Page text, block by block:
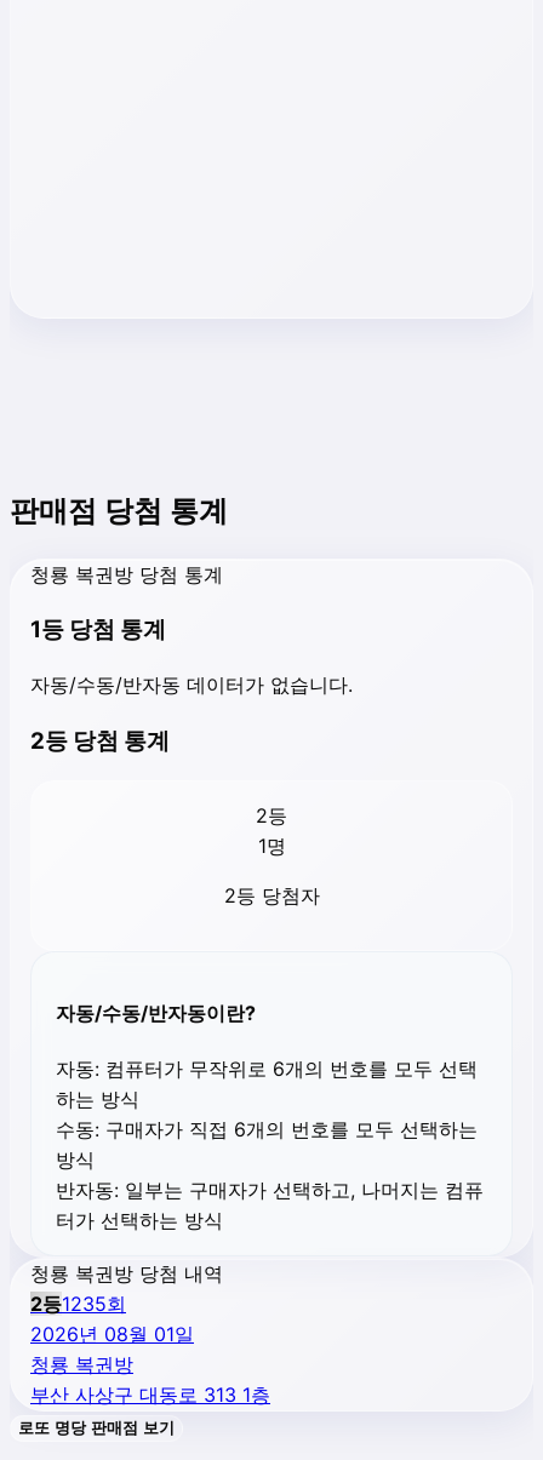
판매점 당첨 통계
청룡 복권방 당첨 통계
1등 당첨 통계
자동/수동/반자동 데이터가 없습니다.
2등 당첨 통계
2등
1명
2등 당첨자
자동/수동/반자동이란?
자동: 컴퓨터가 무작위로 6개의 번호를 모두 선택
하는 방식
수동: 구매자가 직접 6개의 번호를 모두 선택하는
방식
반자동: 일부는 구매자가 선택하고, 나머지는 컴퓨
터가 선택하는 방식
청룡 복권방 당첨 내역
2등1235회
2026년 08월 01일
청룡 복권방
부산 사상구 대동로 313 1층
로또 명당 판매점 보기